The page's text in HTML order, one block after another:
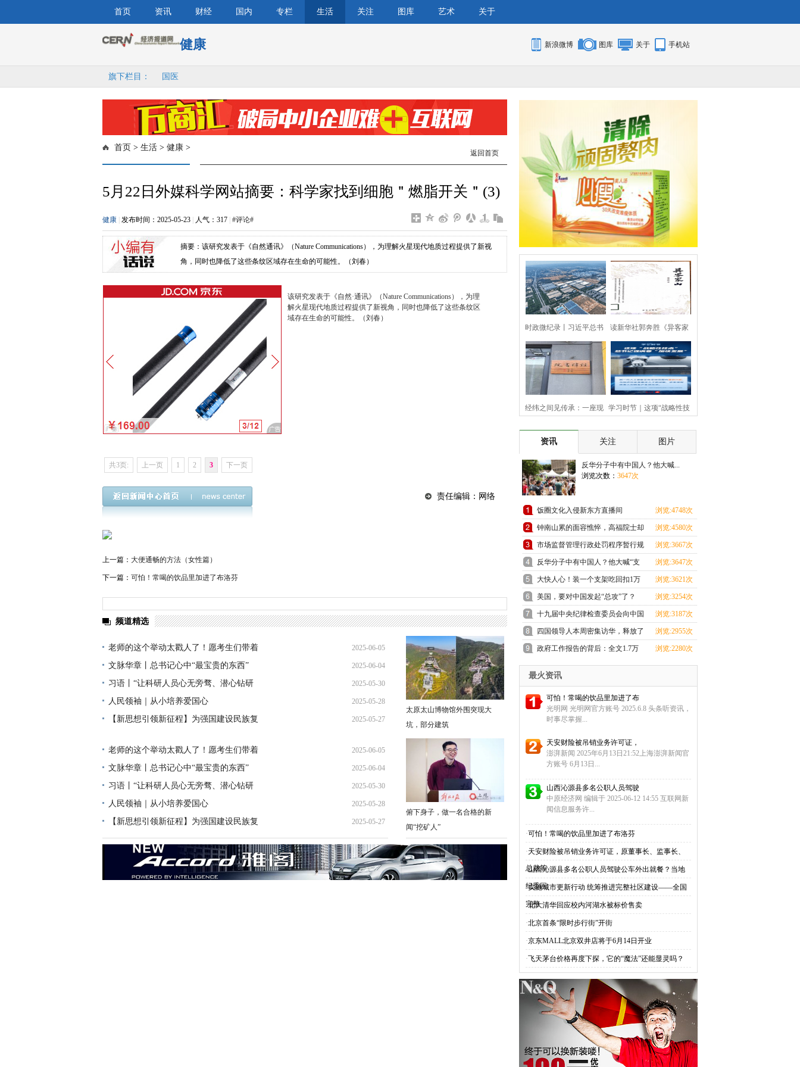
首页 资讯 财经 国内 专栏 生活 关注 图库 艺术 关于
健康 新浪微博 图库 关于 手机站
旗下栏目： 国医
首页 > 生活 > 健康 >
返回首页
5月22日外媒科学网站摘要：科学家找到细胞＂燃脂开关＂(3)
健康 发布时间：2025-05-23 人气： 317 #评论#
摘要：该研究发表于《自然通讯》（Nature Communications），为理解火星现代地质过程提供了新视
角，同时也降低了这些条纹区域存在生命的可能性。（刘春）
该研究发表于《自然·通讯》（Nature Communications），为理
解火星现代地质过程提供了新视角，同时也降低了这些条纹区
域存在生命的可能性。（刘春）
共3页: 上一页 1 2 3 下一页
责任编辑：网络
上一篇： 大便通畅的方法（女性篇）
下一篇： 可怕！常喝的饮品里加进了布洛芬
频道精选
老师的这个举动太戳人了！愿考生们带着 2025-06-05
15:33:45
文脉华章丨总书记心中“最宝贵的东西” 2025-06-04
08:57:53
习语丨“让科研人员心无旁骛、潜心钻研 2025-05-30
10:19:19
人民领袖｜从小培养爱国心 2025-05-28
08:26:20
【新思想引领新征程】为强国建设民族复 2025-05-27
老师的这个举动太戳人了！愿考生们带着 2025-06-05
15:33:45
文脉华章丨总书记心中“最宝贵的东西” 2025-06-04
08:57:53
习语丨“让科研人员心无旁骛、潜心钻研 2025-05-30
10:19:19
人民领袖｜从小培养爱国心 2025-05-28
08:26:20
【新思想引领新征程】为强国建设民族复 2025-05-27
10:41:12
太原太山博物馆外围突现大
坑，部分建筑
俯下身子，做一名合格的新
闻“挖矿人”
时政微纪录丨习近平总书
记河
读新华社郭奔胜《异客家
山》
经纬之间见传承：一座现 学习时节｜这项“战略性技
资讯 关注 图片
反华分子中有中国人？他大喊...
浏览次数： 3647次
饭圈文化入侵新东方直播间 浏览:4748次
钟南山累的面容憔悴，高福院士却
忙
浏览:4580次
市场监督管理行政处罚程序暂行规
定
浏览:3667次
反华分子中有中国人？他大喊“支
那
浏览:3647次
大快人心！装一个支架吃回扣1万
元的
浏览:3621次
美国，要对中国发起“总攻”了？ 浏览:3254次
十九届中央纪律检查委员会向中国
共
浏览:3187次
四国领导人本周密集访华，释放了
哪
浏览:2955次
政府工作报告的背后：全文1.7万
余字
浏览:2280次
最火资讯
可怕！常喝的饮品里加进了布
光明网 光明网官方账号 2025.6.8 头条听资讯，
时事尽掌握...
天安财险被吊销业务许可证，
澎湃新闻 2025年6月13日21:52上海澎湃新闻官
方账号 6月13日...
山西沁源县多名公职人员驾驶
中原经济网 编辑于 2025-06-12 14:55 互联网新
闻信息服务许...
·可怕！常喝的饮品里加进了布洛芬
·天安财险被吊销业务许可证，原董事长、监事长、
总裁等
·山西沁源县多名公职人员驾驶公车外出就餐？当地
纪委回
·实施城市更新行动 统筹推进完整社区建设——全国
完整
·北大清华回应校内河湖水被标价售卖
·北京首条“限时步行街”开街
·京东MALL北京双井店将于6月14日开业
·飞天茅台价格再度下探，它的“魔法”还能显灵吗？